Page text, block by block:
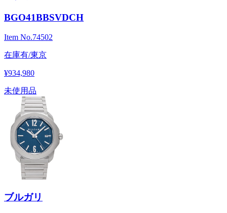
BGO41BBSVDCH
Item No.74502
在庫有/東京
¥934,980
未使用品
ブルガリ